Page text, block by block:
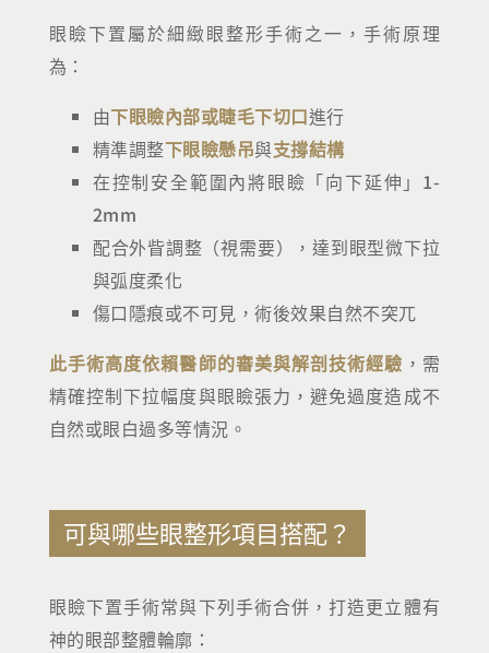
眼瞼下置屬於細緻眼整形手術之一，手術原理
為：
由下眼瞼內部或睫毛下切口進行
精準調整下眼瞼懸吊與支撐結構
在控制安全範圍內將眼瞼「向下延伸」1-
2mm
配合外眥調整（視需要），達到眼型微下拉
與弧度柔化
傷口隱痕或不可見，術後效果自然不突兀
此手術高度依賴醫師的審美與解剖技術經驗 ，需
精確控制下拉幅度與眼瞼張力，避免過度造成不
自然或眼白過多等情況。
可與哪些眼整形項目搭配？
眼瞼下置手術常與下列手術合併，打造更立體有
神的眼部整體輪廓：